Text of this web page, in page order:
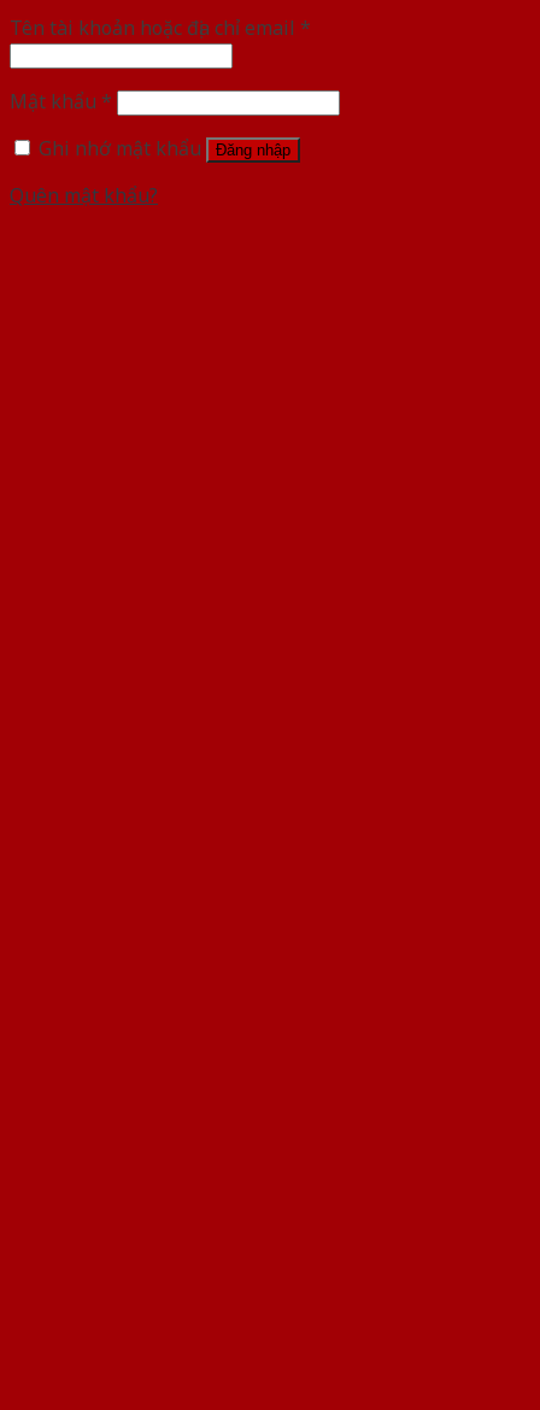
Tên tài khoản hoặc địa chỉ email *
Mật khẩu *
Ghi nhớ mật khẩu
Đăng nhập
Quên mật khẩu?